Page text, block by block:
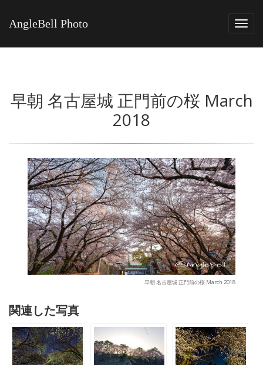
AngleBell Photo
早朝 名古屋城 正門前の桜 March
2018
早朝 名古屋城 正門前の桜 March 2018
関連した写真